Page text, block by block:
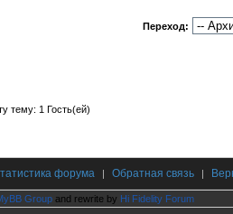
Переход:
тему: 1 Гость(ей)
форума | Обратная связь |
Group and rewrite by Hi Fidelity Forum